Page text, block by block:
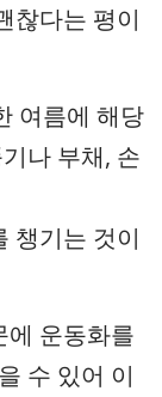
찮다는 평이
여름에 해당
나 부채, 손
챙기는 것이
에 운동화를
수 있어 이